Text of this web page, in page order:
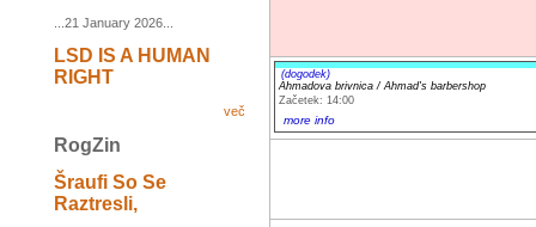
...21 January 2026...
LSD IS A HUMAN
RIGHT
več
RogZin
Šraufi So Se
Raztresli,
(dogodek)
Ahmadova brivnica / Ahmad's barbershop
Začetek: 14:00
more info